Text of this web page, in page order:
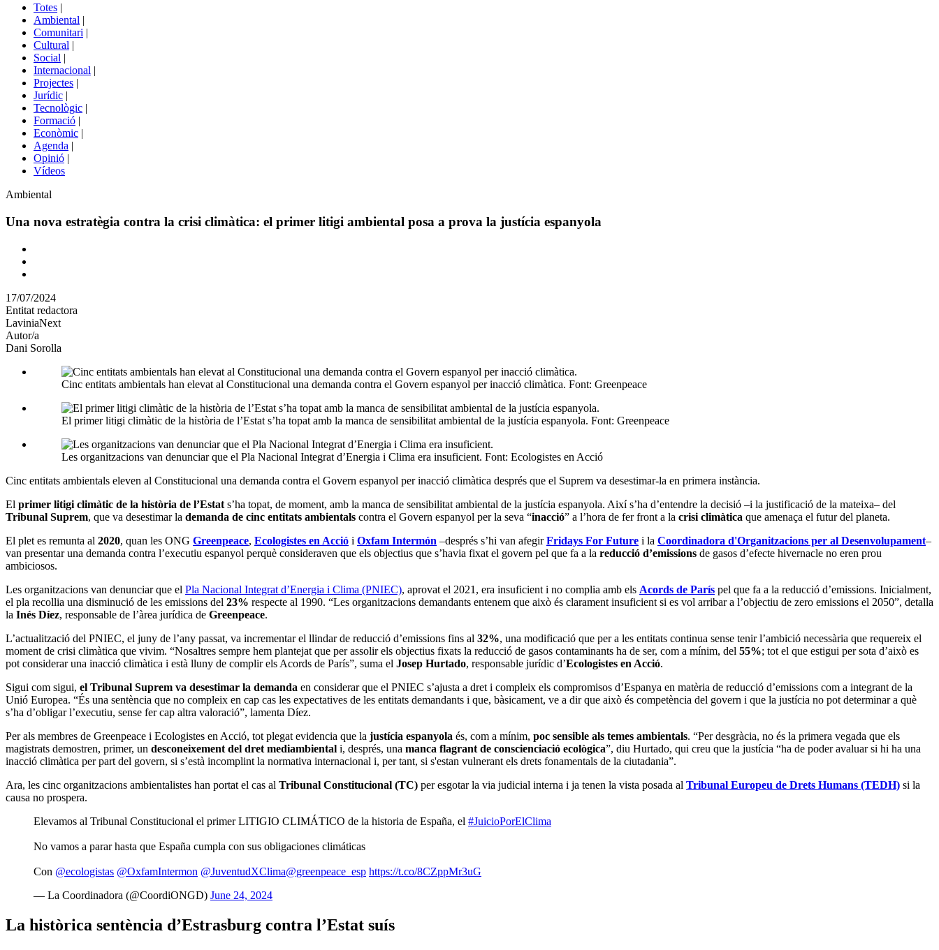
portals
Totes |
Ambiental |
Comunitari |
Cultural |
Social |
Internacional |
Projectes |
Jurídic |
Tecnològic |
Formació |
Econòmic |
Agenda |
Opinió |
Vídeos
Àmbit
la
Ambiental
Una nova estratègia contra la crisi climàtica: el primer litigi ambiental posa a prova la justícia espanyola
Comparteix
altres
xarxes
socials
17/07/2024
Entitat redactora
LaviniaNext
Autor/a
Dani Sorolla
Cinc entitats ambientals han elevat al Constitucional una demanda contra el Govern espanyol per inacció climàtica. Font: Greenpeace
El primer litigi climàtic de la història de l’Estat s’ha topat amb la manca de sensibilitat ambiental de la justícia espanyola. Font: Greenpeace
Les organitzacions van denunciar que el Pla Nacional Integrat d’Energia i Clima era insuficient. Font: Ecologistes en Acció
Cinc entitats ambientals eleven al Constitucional una demanda contra el Govern espanyol per inacció climàtica després que el Suprem va desestimar-la en primera instància.
El primer litigi climàtic de la història de l’Estats’ha topat, de moment, amb la manca de sensibilitat ambiental de la justícia espanyola. Així s’ha d’entendre la decisió –i la justificació de la mateixa– del
Tribunal Suprem, que va desestimar la demanda de cinc entitats ambientals contra el Govern espanyol per la seva “inacció” a l’hora de fer front a la crisi climàtica que amenaça el futur del planeta.
El plet es remunta al 2020, quan les ONG Greenpeace, Ecologistes en Acció i Oxfam Intermón –després s’hi van afegirFridays For Future i la Coordinadora d'Organitzacions per al Desenvolupament–
van presentar una demanda contra l’executiu espanyol perquè consideraven que els objectius que s’havia fixat el govern pel que fa a la reducció d’emissions de gasos d’efecte hivernacle no eren prou
ambiciosos.
Les organitzacions van denunciar que el Pla Nacional Integrat d’Energia i Clima (PNIEC), aprovat el 2021, era insuficient i no complia amb els Acords de París pel que fa a la reducció d’emissions. Inicialment,
el pla recollia una disminució de les emissions del 23% respecte al 1990. “Les organitzacions demandants entenem que això és clarament insuficient si es vol arribar a l’objectiu de zero emissions el 2050”, detalla
la Inés Díez, responsable de l’àrea jurídica de Greenpeace.
L’actualització del PNIEC, el juny de l’any passat, va incrementar el llindar de reducció d’emissions fins al 32%, una modificació que per a les entitats continua sense tenir l’ambició necessària que requereix el
moment de crisi climàtica que vivim. “Nosaltres sempre hem plantejat que per assolir els objectius fixats la reducció de gasos contaminants ha de ser, com a mínim, del 55%; tot el que estigui per sota d’això es
pot considerar una inacció climàtica i està lluny de complir els Acords de París”, suma el Josep Hurtado, responsable jurídic d’Ecologistes en Acció.
Sigui com sigui, el Tribunal Suprem va desestimar la demanda en considerar que el PNIEC s’ajusta a dret i compleix els compromisos d’Espanya en matèria de reducció d’emissions com a integrant de la
Unió Europea. “És una sentència que no compleix en cap cas les expectatives de les entitats demandants i que, bàsicament, ve a dir que això és competència del govern i que la justícia no pot determinar a què
s’ha d’obligar l’executiu, sense fer cap altra valoració”, lamenta Díez.
Per als membres de Greenpeace i Ecologistes en Acció, tot plegat evidencia que la justícia espanyola és, com a mínim, poc sensible als temes ambientals. “Per desgràcia, no és la primera vegada que els
magistrats demostren, primer, un desconeixement del dret mediambiental i, després, una manca flagrant de conscienciació ecològica”, diu Hurtado, qui creu que la justícia “ha de poder avaluar si hi ha una
inacció climàtica per part del govern, si s’està incomplint la normativa internacional i, per tant, si s'estan vulnerant els drets fonamentals de la ciutadania”.
Ara, les cinc organitzacions ambientalistes han portat el cas al Tribunal Constitucional (TC) per esgotar la via judicial interna i ja tenen la vista posada al Tribunal Europeu de Drets Humans (TEDH) si la
causa no prospera.
Elevamos al Tribunal Constitucional el primer LITIGIO CLIMÁTICO de la historia de España, el #JuicioPorElClima
No vamos a parar hasta que España cumpla con sus obligaciones climáticas
Con @ecologistas @OxfamIntermon @JuventudXClima@greenpeace_esp https://t.co/8CZppMr3uG
— La Coordinadora (@CoordiONGD) June 24, 2024
La històrica sentència d’Estrasburg contra l’Estat suís